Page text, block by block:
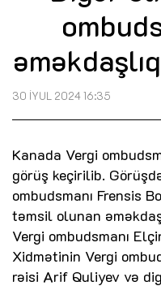
30 İYUL 2024 16:35
Kanada Vergi
görüş keçirilib.
ombudsmanı Frensis
təmsil olunan
Vergi ombudsmanı
Xidmətinin Vergi
rəisi Arif Quliyev və